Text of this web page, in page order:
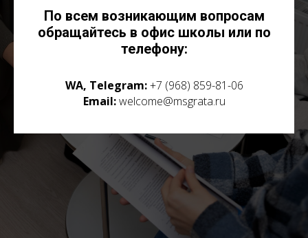
По всем возникающим вопросам
обращайтесь в офис школы или по
телефону:
WA, Telegram:+7 (968) 859-81-06
Email:welcome@msgrata.ru